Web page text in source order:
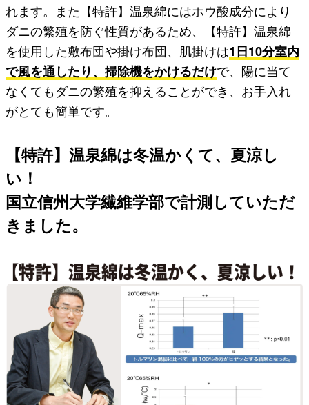
れます。また【特許】温泉綿にはホウ酸成分により
ダニの繁殖を防ぐ性質があるため、【特許】温泉綿
を使用した敷布団や掛け布団、肌掛けは1日10分室内
で風を通したり、掃除機をかけるだけで、陽に当て
なくてもダニの繁殖を抑えることができ、お手入れ
がとても簡単です。
【特許】温泉綿は冬温かくて、夏涼し
い！
国立信州大学繊維学部で計測していただ
きました。